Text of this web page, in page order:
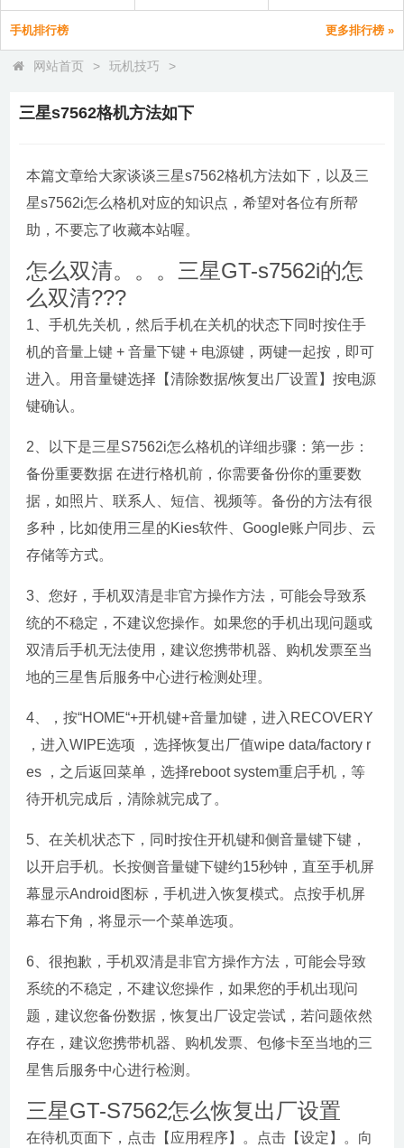
手机排行榜 更多排行榜 »
网站首页 > 玩机技巧 >
三星s7562格机方法如下
本篇文章给大家谈谈三星s7562格机方法如下，以及三
星s7562i怎么格机对应的知识点，希望对各位有所帮
助，不要忘了收藏本站喔。
怎么双清。。。三星GT-s7562i的怎
么双清???
1、手机先关机，然后手机在关机的状态下同时按住手
机的音量上键 + 音量下键 + 电源键，两键一起按，即可
进入。用音量键选择【清除数据/恢复出厂设置】按电源
键确认。
2、以下是三星S7562i怎么格机的详细步骤：第一步：
备份重要数据 在进行格机前，你需要备份你的重要数
据，如照片、联系人、短信、视频等。备份的方法有很
多种，比如使用三星的Kies软件、Google账户同步、云
存储等方式。
3、您好，手机双清是非官方操作方法，可能会导致系
统的不稳定，不建议您操作。如果您的手机出现问题或
双清后手机无法使用，建议您携带机器、购机发票至当
地的三星售后服务中心进行检测处理。
4、，按“HOME“+开机键+音量加键，进入RECOVERY
，进入WIPE选项 ，选择恢复出厂值wipe data/factory r
es ，之后返回菜单，选择reboot system重启手机，等
待开机完成后，清除就完成了。
5、在关机状态下，同时按住开机键和侧音量键下键，
以开启手机。长按侧音量键下键约15秒钟，直至手机屏
幕显示Android图标，手机进入恢复模式。点按手机屏
幕右下角，将显示一个菜单选项。
6、很抱歉，手机双清是非官方操作方法，可能会导致
系统的不稳定，不建议您操作，如果您的手机出现问
题，建议您备份数据，恢复出厂设定尝试，若问题依然
存在，建议您携带机器、购机发票、包修卡至当地的三
星售后服务中心进行检测。
三星GT-S7562怎么恢复出厂设置
在待机页面下，点击【应用程序】。点击【设定】。向